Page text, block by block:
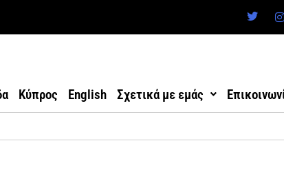
Κύπρος English Σχετικά με εμάς